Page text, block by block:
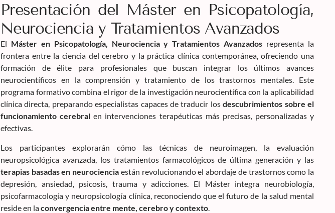
Presentación del Máster en Psicopatología,
Neurociencia y Tratamientos Avanzados
El Máster en Psicopatología, Neurociencia y Tratamientos Avanzados representa la
frontera entre la ciencia del cerebro y la práctica clínica contemporánea, ofreciendo una
formación de élite para profesionales que buscan integrar los últimos avances
neurocientíficos en la comprensión y tratamiento de los trastornos mentales. Este
programa formativo combina el rigor de la investigación neurocientífica con la aplicabilidad
clínica directa, preparando especialistas capaces de traducir losdescubrimientos sobre el
funcionamiento cerebral en intervenciones terapéuticas más precisas, personalizadas y
efectivas.
Los participantes explorarán cómo las técnicas de neuroimagen, la evaluación
neuropsicológica avanzada, los tratamientos farmacológicos de última generación y las
terapias basadas en neurociencia están revolucionando el abordaje de trastornos como la
depresión, ansiedad, psicosis, trauma y adicciones. El Máster integra neurobiología,
psicofarmacología y neuropsicología clínica, reconociendo que el futuro de la salud mental
reside en laconvergencia entre mente, cerebro y contexto